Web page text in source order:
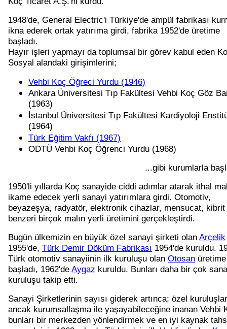
1948'de, General Electric'i Türkiye'de ampül fabrikası
ikna ederek ortak yatırıma girdi, fabrika 1952'de üretime
başladı.
Hayır işleri yapmayı da toplumsal bir görev kabul eden
Sosyal alandaki girişimlerini;
Vehbi Koç Öğreci Yurdu (1946)
Ankara Üniversitesi Tıp Fakültesi Vehbi Koç Göz
(1963)
İstanbul Üniversitesi Tıp Fakültesi Kardiyoloji
(1964)
Türk Eğitim Vakfı (1967)
ODTÜ Vehbi Koç Öğrenci Yurdu (1968)
...gibi kurumlarla
1950'li yıllarda Koç sanayide ciddi adımlar atarak ithal
ikame edecek yerli sanayi yatırımlara girdi. Otomotiv,
beyazeşya, radyatör, elektronik cihazlar, mensucat, kibrit
benzeri birçok malın yerli üretimini gerçekleştirdi.
Bugün ülkemizin en büyük özel sanayi şirketi olan Arçelik
1955'de, Türk Demir Döküm Fabrikası 1954'de kuruldu.
Türk otomotiv sanayiinin ilk kuruluşu olan Otosan üretime
başladı, 1962'de Aygaz kuruldu. Bunları daha bir çok
kuruluşu takip etti.
Sanayi Şirketlerinin sayısı giderek artınca; özel
ancak kurumsallaşma ile yaşayabileceğine inanan Vehbi
bunları bir merkezden yönlendirmek ve en iyi kaynak